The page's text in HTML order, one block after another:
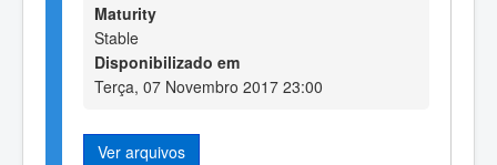
Maturity
Stable
Disponibilizado em
Terça, 07 Novembro 2017 23:00
Ver arquivos